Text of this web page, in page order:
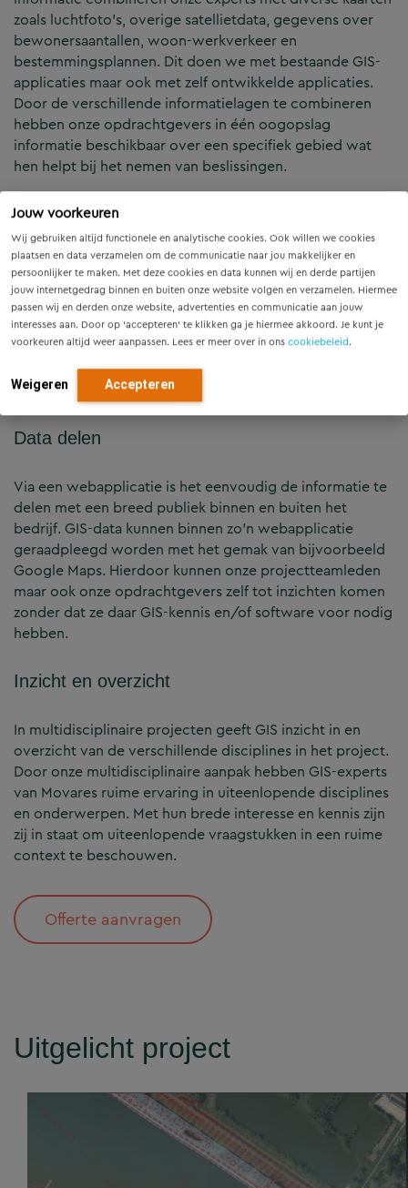
Jouw voorkeuren
Wij gebruiken altijd functionele en analytische cookies. Ook willen we cookies
plaatsen en data verzamelen om de communicatie naar jou makkelijker en
persoonlijker te maken. Met deze cookies en data kunnen wij en derde partijen
jouw internetgedrag binnen en buiten onze website volgen en verzamelen. Hiermee
passen wij en derden onze website, advertenties en communicatie aan jouw
interesses aan. Door op ‘accepteren’ te klikken ga je hiermee akkoord. Je kunt je
voorkeuren altijd weer aanpassen. Lees er meer over in ons cookiebeleid.
Weigeren Accepteren
zoals luchtfoto’s, overige satellietdata, gegevens over
bewonersaantallen, woon-werkverkeer en
bestemmingsplannen. Dit doen we met bestaande GIS-
applicaties maar ook met zelf ontwikkelde applicaties.
Door de verschillende informatielagen te combineren
hebben onze opdrachtgevers in één oogopslag
informatie beschikbaar over een specifiek gebied wat
hen helpt bij het nemen van beslissingen.
Inspectie
GIS-apps zijn uitermate geschikt als inspectietool. De
informatie kan direct worden opgeslagen in een GIS-
server en gedeeld via dataportalen. Opdrachtgevers
kunnen via een webapplicatie meekijken met de data die
zijn verzameld tijdens de inspecties en zijn zo steeds op
de hoogte van de voortgang van de inspecties en/of het
inspectieresultaat.
Data delen
Via een webapplicatie is het eenvoudig de informatie te
delen met een breed publiek binnen en buiten het
bedrijf. GIS-data kunnen binnen zo’n webapplicatie
geraadpleegd worden met het gemak van bijvoorbeeld
Google Maps. Hierdoor kunnen onze projectteamleden
maar ook onze opdrachtgevers zelf tot inzichten komen
zonder dat ze daar GIS-kennis en/of software voor nodig
hebben.
Inzicht en overzicht
In multidisciplinaire projecten geeft GIS inzicht in en
overzicht van de verschillende disciplines in het project.
Door onze multidisciplinaire aanpak hebben GIS-experts
van Movares ruime ervaring in uiteenlopende disciplines
en onderwerpen. Met hun brede interesse en kennis zijn
zij in staat om uiteenlopende vraagstukken in een ruime
context te beschouwen.
Offerte aanvragen
Uitgelicht project